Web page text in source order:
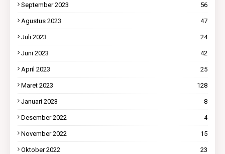
September 2023 56
Agustus 2023 47
Juli 2023 24
Juni 2023 42
April 2023 25
Maret 2023 128
Januari 2023 8
Desember 2022 4
November 2022 15
Oktober 2022 23